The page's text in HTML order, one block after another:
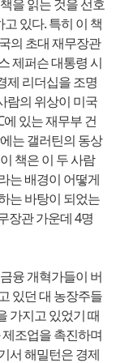
을 읽는 것을 선호
있다. 특히 이 책
의 초대 재무장관
제퍼슨 대통령 시
제 리더십을 조명
람의 위상이 미국
있는 재무부 건
는 갤러틴의 동상
책은 이 두 사람
는 배경이 어떻게
는 바탕이 되었는
장관 가운데 4명
융 개혁가들이 버
있던 대 농장주들
가지고 있었기 때
조업을 촉진하며
서 해밀턴은 경제